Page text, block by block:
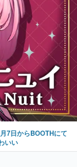
7日からBOOTHにて
いい